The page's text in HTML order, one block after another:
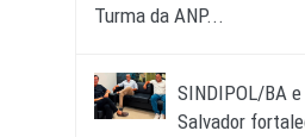
Turma da ANP...
SINDIPOL/BA e
Salvador